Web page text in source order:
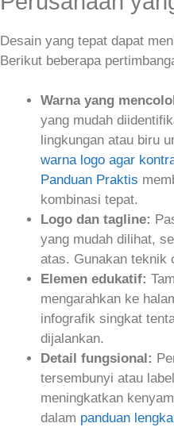
Desain yang tepat dapat
Berikut beberapa
Warna yang
yang mudah
lingkungan atau biru
warna logo agar
Panduan Praktis
kombinasi tepat.
Logo dan tagline:
yang mudah dilihat,
atas. Gunakan teknik
Elemen edukatif:
mengarahkan ke
infografik singkat
dijalankan.
Detail fungsional:
tersembunyi atau
meningkatkan
dalam panduan